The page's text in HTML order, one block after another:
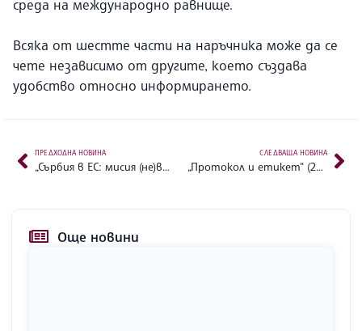
среда на международно равнище.
Всяка от шестте части на наръчника може да се
чете независимо от другите, което създава
удобство относно информирането.
ПРЕДХОДНА НОВИНА
„Сърбия в ЕС: мисия (не)възможна. Ускорена интеграция на Сърбия в ЕС до 2025 г. – отражение в регионален аспект, включително върху българските национални интереси в региона“ (2021 г.)
СЛЕДВАЩА НОВИНА
„Протокол и етикет“ (2021 г.)
Още новини